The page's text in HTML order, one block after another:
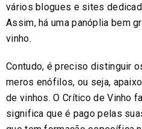
vários blogues e sites
Assim, há uma panóplia bem
vinho.
Contudo, é preciso distinguir
meros enófilos, ou seja,
de vinhos. O Crítico de Vinho
significa que é pago pelas